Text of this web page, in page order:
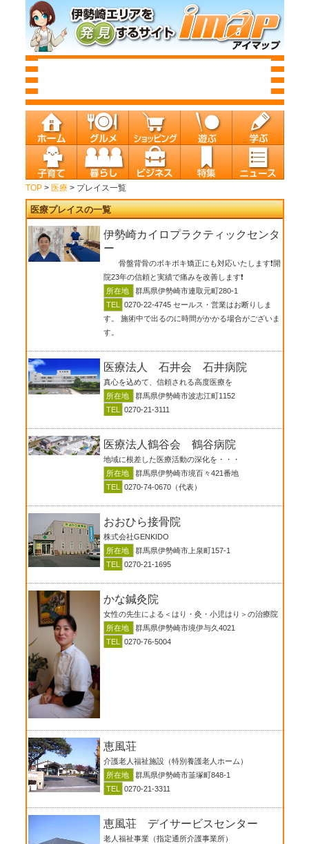
TOP> 医療> プレイス一覧
医療プレイスの一覧
伊勢崎カイロプラクティックセンタ
ー
骨盤背骨のボキボキ矯正にも対応いたします❗️開
院23年の信頼と実績で痛みを改善します❗️
所在地
群馬県伊勢崎市連取元町280-1
TEL
0270-22-4745 セールス・営業はお断りしま
す。 施術中で出るのに時間がかかる場合がございま
す。
医療法人 石井会 石井病院
真心を込めて、信頼される高度医療を
所在地
群馬県伊勢崎市波志江町1152
TEL
0270-21-3111
医療法人鶴谷会 鶴谷病院
地域に根差した医療活動の深化を・・・
所在地
群馬県伊勢崎市境百々421番地
TEL
0270-74-0670（代表）
おおひら接骨院
株式会社GENKIDO
所在地
群馬県伊勢崎市上泉町157-1
TEL
0270-21-1695
かな鍼灸院
女性の先生による＜はり・灸・小児はり＞の治療院
所在地
群馬県伊勢崎市境伊与久4021
TEL
0270-76-5004
恵風荘
介護老人福祉施設（特別養護老人ホーム）
所在地
群馬県伊勢崎市韮塚町848-1
TEL
0270-21-3311
恵風荘 デイサービスセンター
老人福祉事業（指定通所介護事業所）